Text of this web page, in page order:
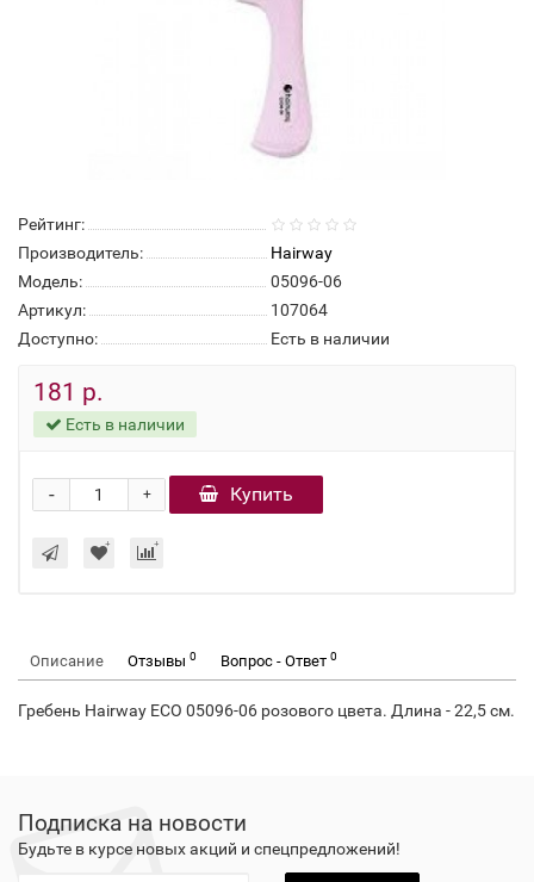
Рейтинг:
Производитель:
Hairway
Модель:
05096-06
Артикул:
107064
Доступно:
Есть в наличии
181 р.
Есть в наличии
+
- Купить
Описание Отзывы 0 Вопрос - Ответ 0
Гребень Hairway ECO 05096-06 розового цвета. Длина - 22,5 см.
Подписка на новости
Будьте в курсе новых акций и спецпредложений!